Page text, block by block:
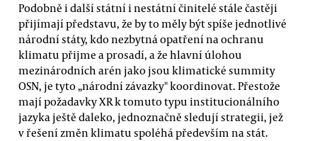
Podobně i další státní i nestátní činitelé stále častěji
přijímají představu, že by to měly být spíše jednotlivé
národní státy, kdo nezbytná opatření na ochranu
klimatu přijme a prosadí, a že hlavní úlohou
mezinárodních arén jako jsou klimatické summity
OSN, je tyto „národní závazky" koordinovat. Přestože
mají požadavky XR k tomuto typu institucionálního
jazyka ještě daleko, jednoznačně sledují strategii, jež
v řešení změn klimatu spoléhá především na stát.